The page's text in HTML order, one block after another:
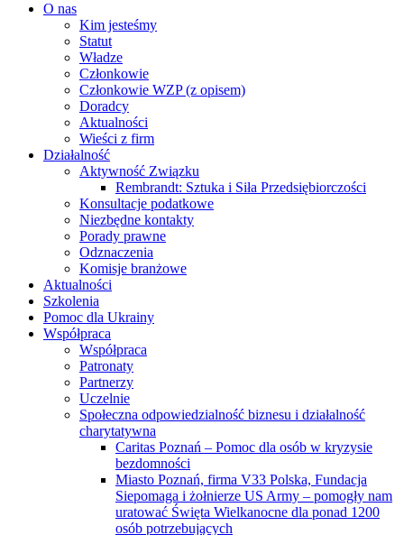
O nas
Kim jesteśmy
Statut
Władze
Członkowie
Członkowie WZP (z opisem)
Doradcy
Aktualności
Wieści z firm
Działalność
Aktywność Związku
Rembrandt: Sztuka i Siła Przedsiębiorczości
Konsultacje podatkowe
Niezbędne kontakty
Porady prawne
Odznaczenia
Komisje branżowe
Aktualności
Szkolenia
Pomoc dla Ukrainy
Współpraca
Współpraca
Patronaty
Partnerzy
Uczelnie
Społeczna odpowiedzialność biznesu i działalność
charytatywna
Caritas Poznań – Pomoc dla osób w kryzysie
bezdomności
Miasto Poznań, firma V33 Polska, Fundacja
Siepomaga i żołnierze US Army – pomogły nam
uratować Święta Wielkanocne dla ponad 1200
osób potrzebujących